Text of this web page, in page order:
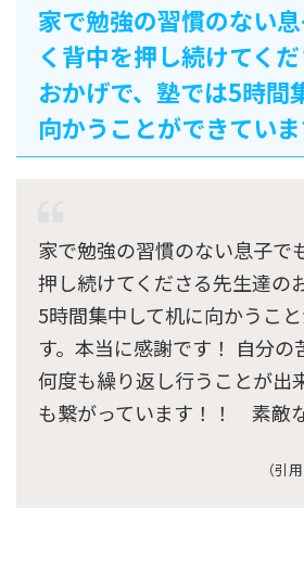
家で勉強の習慣のない
く背中を押し続けてく
おかげで、塾では5時間
向かうことができていま
家で勉強の習慣のない息子で
押し続けてくださる先生達の
5時間集中して机に向かうこ
す。本当に感謝です！ 自分の
何度も繰り返し行うことが出
も繋がっています！！ 素敵
（引用